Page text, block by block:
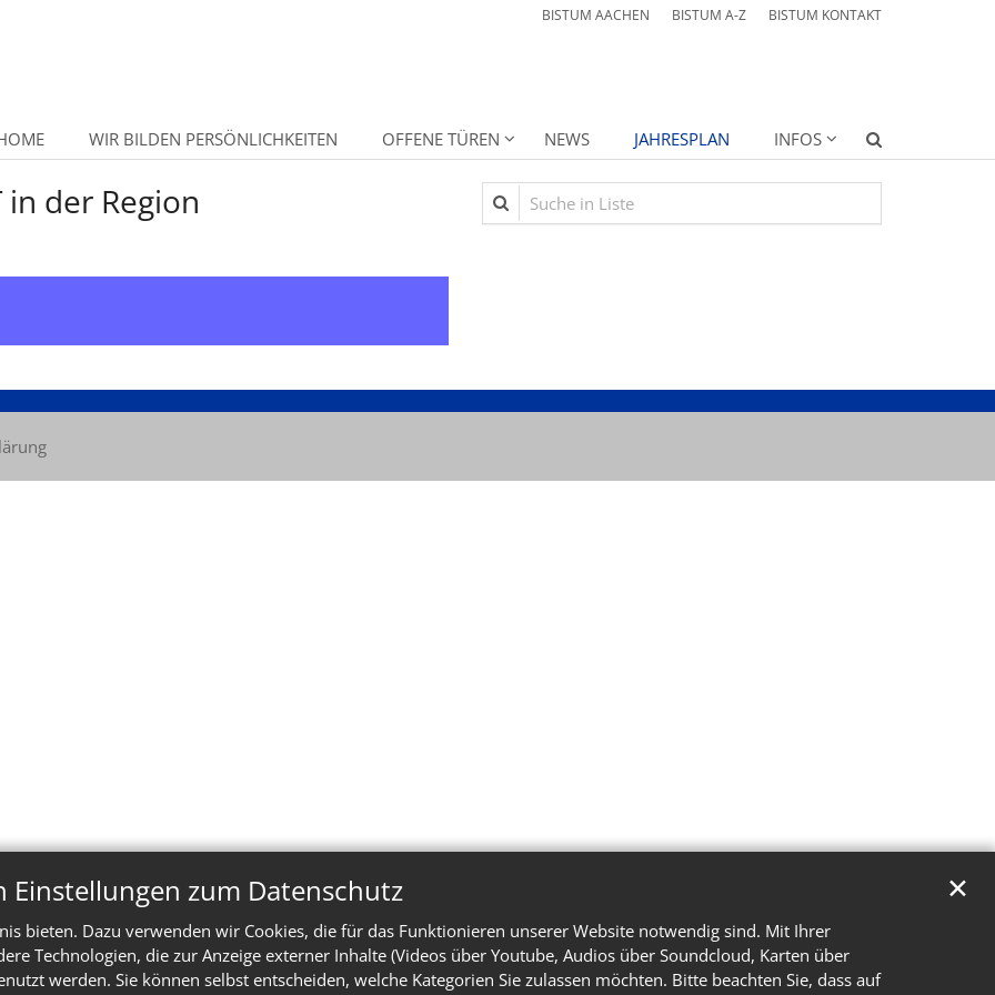
zum Datenschutz
bieten. Dazu verwenden wir Cookies, die für das Funktionieren unserer Website notwendig sind. Mit Ihrer
Technologien, die zur Anzeige externer Inhalte (Videos über Youtube, Audios über Soundcloud, Karten über
werden. Sie können selbst entscheiden, welche Kategorien Sie zulassen möchten. Bitte beachten Sie, dass auf
✕
BISTUM AACHEN BISTUM A-Z BISTUM KONTAKT
WIR BILDEN PERSÖNLICHKEITEN OFFENE TÜREN NEWS JAHRESPLAN INFOS
der Region
Suche in Liste